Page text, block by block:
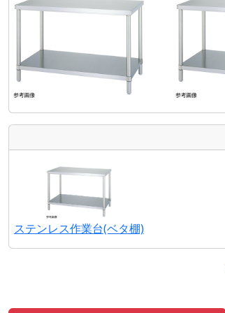
ステンレス作業台(ベタ棚)